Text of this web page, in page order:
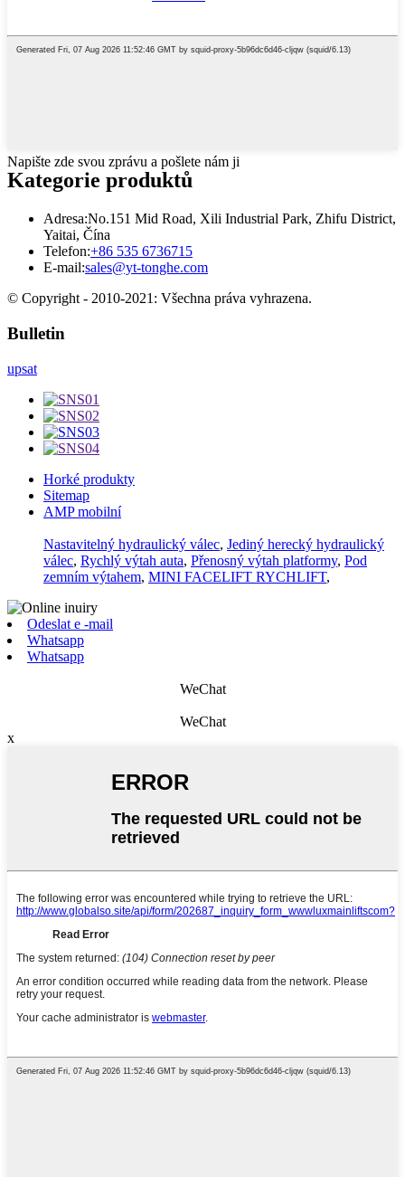
Napište zde svou zprávu a pošlete nám ji
Kategorie produktů
Adresa:No.151 Mid Road, Xili Industrial Park, Zhifu District,
Yaitai, Čína
Telefon:+86 535 6736715
E-mail:sales@yt-tonghe.com
© Copyright - 2010-2021: Všechna práva vyhrazena.
Bulletin
upsat
Horké produkty
Sitemap
AMP mobilní
Nastavitelný hydraulický válec, Jediný herecký hydraulický
válec, Rychlý výtah auta, Přenosný výtah platformy, Pod
zemním výtahem, MINI FACELIFT RYCHLIFT,
Odeslat e -mail
Whatsapp
Whatsapp
WeChat
WeChat
x